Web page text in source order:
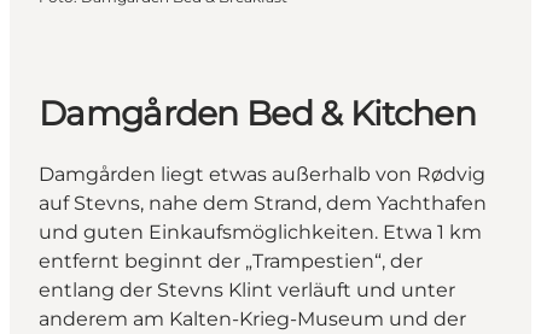
Damgården Bed & Kitchen
Damgården liegt etwas außerhalb von Rødvig
auf Stevns, nahe dem Strand, dem Yachthafen
und guten Einkaufsmöglichkeiten. Etwa 1 km
entfernt beginnt der „Trampestien“, der
entlang der Stevns Klint verläuft und unter
anderem am Kalten-Krieg-Museum und der